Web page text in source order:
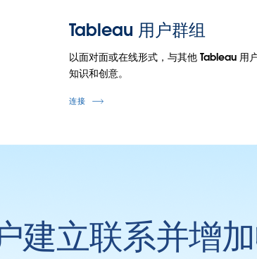
Tableau 用户群组
以面对面或在线形式，与其他 Tableau 用
知识和创意。
连接
建立联系并增